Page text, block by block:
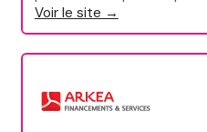
Voir le site →